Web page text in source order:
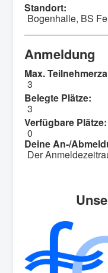
Standort:
Bogenhalle, BS
Anmeldung
Max.
3
Belegte Plätze:
3
Verfügbare Plätze:
0
Deine An-/
Der